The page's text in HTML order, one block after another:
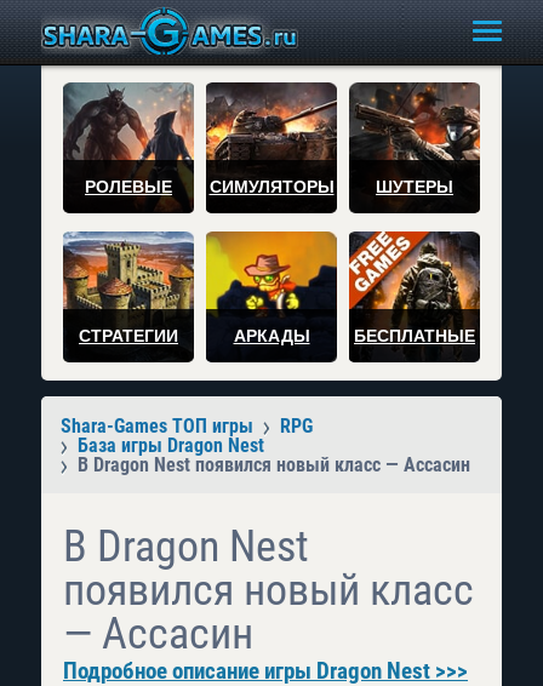
РОЛЕВЫЕ СИМУЛЯТОРЫ ШУТЕРЫ
СТРАТЕГИИ АРКАДЫ БЕСПЛАТНЫЕ
Shara-Games ТОП игры
RPG
База игры Dragon Nest
В Dragon Nest появился новый класс — Ассасин
В Dragon Nest
появился новый класс
— Ассасин
Подробное описание игры Dragon Nest >>>